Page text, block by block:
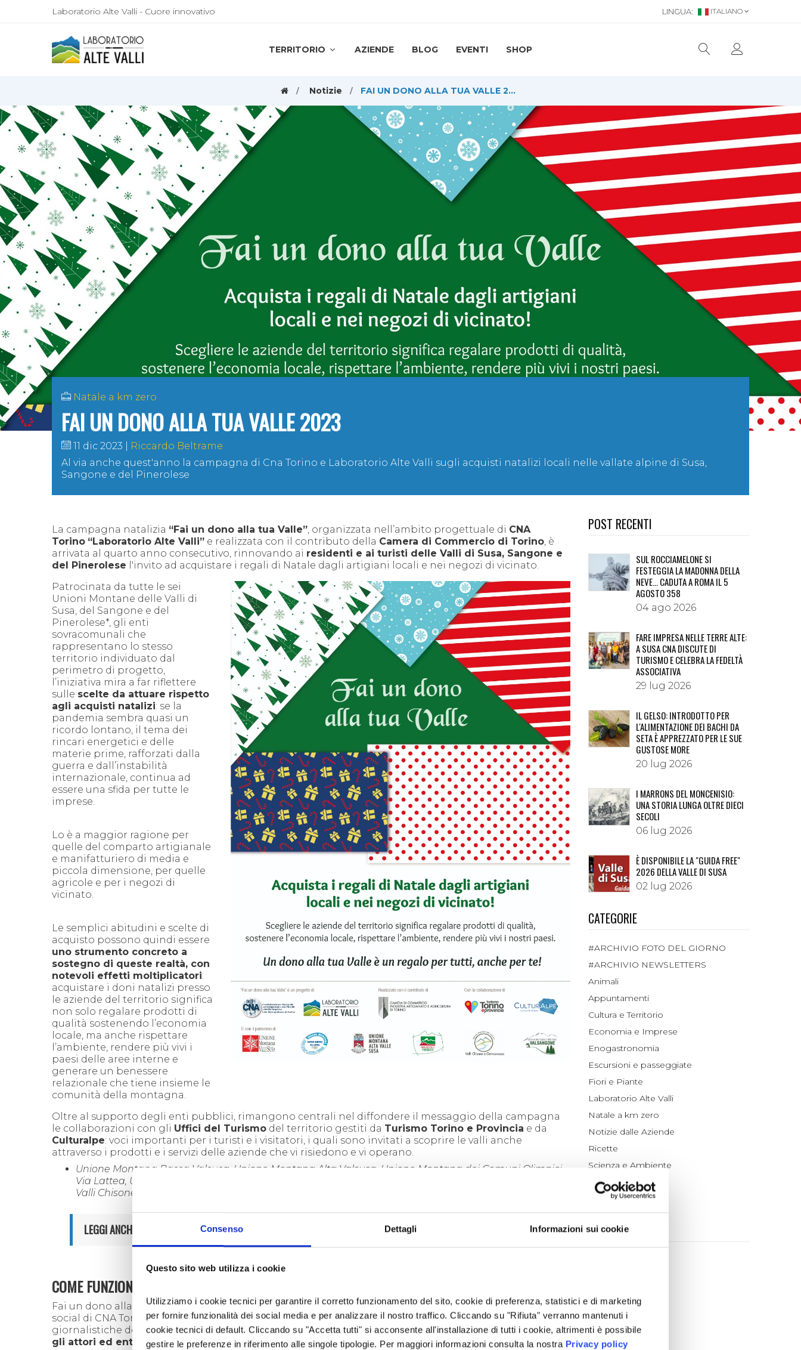
Consenso Dettagli Informazioni sui cookie
Questo sito web utilizza i cookie
Utilizziamo i cookie tecnici per garantire il corretto funzionamento del sito, cookie di preferenza, statistici e di marketing
per fornire funzionalità dei social media e per analizzare il nostro traffico. Cliccando su "Rifiuta" verranno mantenuti i
cookie tecnici di default. Cliccando su "Accetta tutti" si acconsente all'installazione di tutti i cookie, altrimenti è possibile
gestire le preferenze in riferimento alle singole tipologie. Per maggiori informazioni consulta la nostra Privacy policy
Laboratorio Alte Valli - Cuore innovativo LINGUA: ITALIANO
TERRITORIO AZIENDE BLOG EVENTI SHOP
Notizie FAI UN DONO ALLA TUA VALLE 2023
Natale a km zero
FAI UN DONO ALLA TUA VALLE 2023
11 dic 2023
Riccardo Beltrame
Al via anche quest'anno la campagna di Cna Torino e Laboratorio Alte Valli sugli acquisti natalizi locali nelle vallate alpine di Susa,
Sangone e del Pinerolese
La campagna natalizia “Fai un dono alla tua Valle”, organizzata nell’ambito progettuale di CNA
Torino “Laboratorio Alte Valli” e realizzata con il contributo della Camera di Commercio di Torino, è
arrivata al quarto anno consecutivo, rinnovando ai residenti e ai turisti delle Valli di Susa, Sangone e
del Pinerolese l'invito ad acquistare i regali di Natale dagli artigiani locali e nei negozi di vicinato.
Patrocinata da tutte le sei
Unioni Montane delle Valli di
Susa, del Sangone e del
Pinerolese*, gli enti
sovracomunali che
rappresentano lo stesso
territorio individuato dal
perimetro di progetto,
l’iniziativa mira a far riflettere
sulle scelte da attuare rispetto
agli acquisti natalizi: se la
pandemia sembra quasi un
ricordo lontano, il tema dei
rincari energetici e delle
materie prime, rafforzati dalla
guerra e dall’instabilità
internazionale, continua ad
essere una sfida per tutte le
imprese.
Lo è a maggior ragione per
quelle del comparto artigianale
e manifatturiero di media e
piccola dimensione, per quelle
agricole e per i negozi di
vicinato.
Le semplici abitudini e scelte di
acquisto possono quindi essere
uno strumento concreto a
sostegno di queste realtà, con
notevoli effetti moltiplicatori:
acquistare i doni natalizi presso
le aziende del territorio significa
non solo regalare prodotti di
qualità sostenendo l’economia
locale, ma anche rispettare
l’ambiente, rendere più vivi i
paesi delle aree interne e
generare un benessere
relazionale che tiene insieme le
comunità della montagna.
Oltre al supporto degli enti pubblici, rimangono centrali nel diffondere il messaggio della campagna
le collaborazioni con gli Uffici del Turismo del territorio gestiti da Turismo Torino e Provincia e da
Culturalpe: voci importanti per i turisti e i visitatori, i quali sono invitati a scoprire le valli anche
attraverso i prodotti e i servizi delle aziende che vi risiedono e vi operano.
Unione Montana Bassa Valsusa, Unione Montana Alta Valsusa, Unione Montana dei Comuni Olimpici
Via Lattea, Unione dei Comuni Montani Valsangone, Unione Montana del Pinerolese, Unione Montana
Valli Chisone e Germanasca.
LEGGI ANCHE: LE PROPOSTE DEI NEGOZI E DEGLI ARTIGIANI PER IL NATALE 2023
COME FUNZIONA LA CAMPAGNA 2023
Fai un dono alla tua Valle punterà quest'anno all’attività online, attraverso pubblicazioni sui canali
social di CNA Torino e di Laboratorio Alte Valli, e alla carta stampata delle principali testate
giornalistiche del territorio interessato.Un’operazione di diffusione multicanale con l’invito per tutti
gli attori ed enti coinvolti a diffondere il seguente messaggio:
POST RECENTI
SUL ROCCIAMELONE SI
FESTEGGIA LA MADONNA DELLA
NEVE… CADUTA A ROMA IL 5
AGOSTO 358
04 ago 2026
FARE IMPRESA NELLE TERRE ALTE:
A SUSA CNA DISCUTE DI
TURISMO E CELEBRA LA FEDELTÀ
ASSOCIATIVA
29 lug 2026
IL GELSO: INTRODOTTO PER
L'ALIMENTAZIONE DEI BACHI DA
SETA È APPREZZATO PER LE SUE
GUSTOSE MORE
20 lug 2026
I MARRONS DEL MONCENISIO:
UNA STORIA LUNGA OLTRE DIECI
SECOLI
06 lug 2026
È DISPONIBILE LA "GUIDA FREE"
2026 DELLA VALLE DI SUSA
02 lug 2026
CATEGORIE
#ARCHIVIO FOTO DEL GIORNO
#ARCHIVIO NEWSLETTERS
Animali
Appuntamenti
Cultura e Territorio
Economia e Imprese
Enogastronomia
Escursioni e passeggiate
Fiori e Piante
Laboratorio Alte Valli
Natale a km zero
Notizie dalle Aziende
Ricette
Scienza e Ambiente
Tradizioni
Un po' di Storia
ARCHIVIO
giugno (4)
maggio (4)
aprile (3)